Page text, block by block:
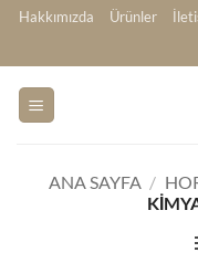
İçeriğe
Hakkımızda Ürünler
ANA SAYFA /